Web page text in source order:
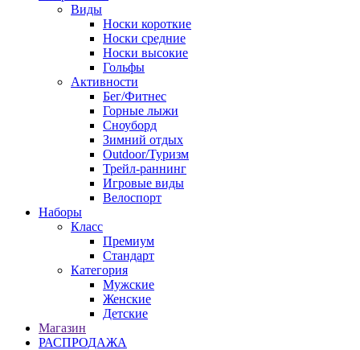
Виды
Носки короткие
Носки средние
Носки высокие
Гольфы
Активности
Бег/Фитнес
Горные лыжи
Сноуборд
Зимний отдых
Outdoor/Туризм
Трейл-раннинг
Игровые виды
Велоспорт
Наборы
Класс
Премиум
Стандарт
Категория
Мужские
Женские
Детские
Магазин
РАСПРОДАЖА